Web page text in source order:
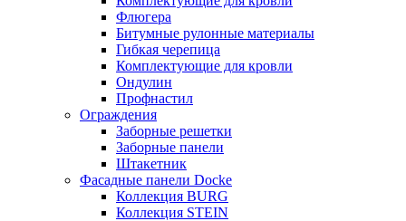
Флюгера
Битумные рулонные материалы
Гибкая черепица
Комплектующие для кровли
Ондулин
Профнастил
Ограждения
Заборные решетки
Заборные панели
Штакетник
Фасадные панели Docke
Коллекция BURG
Коллекция STEIN